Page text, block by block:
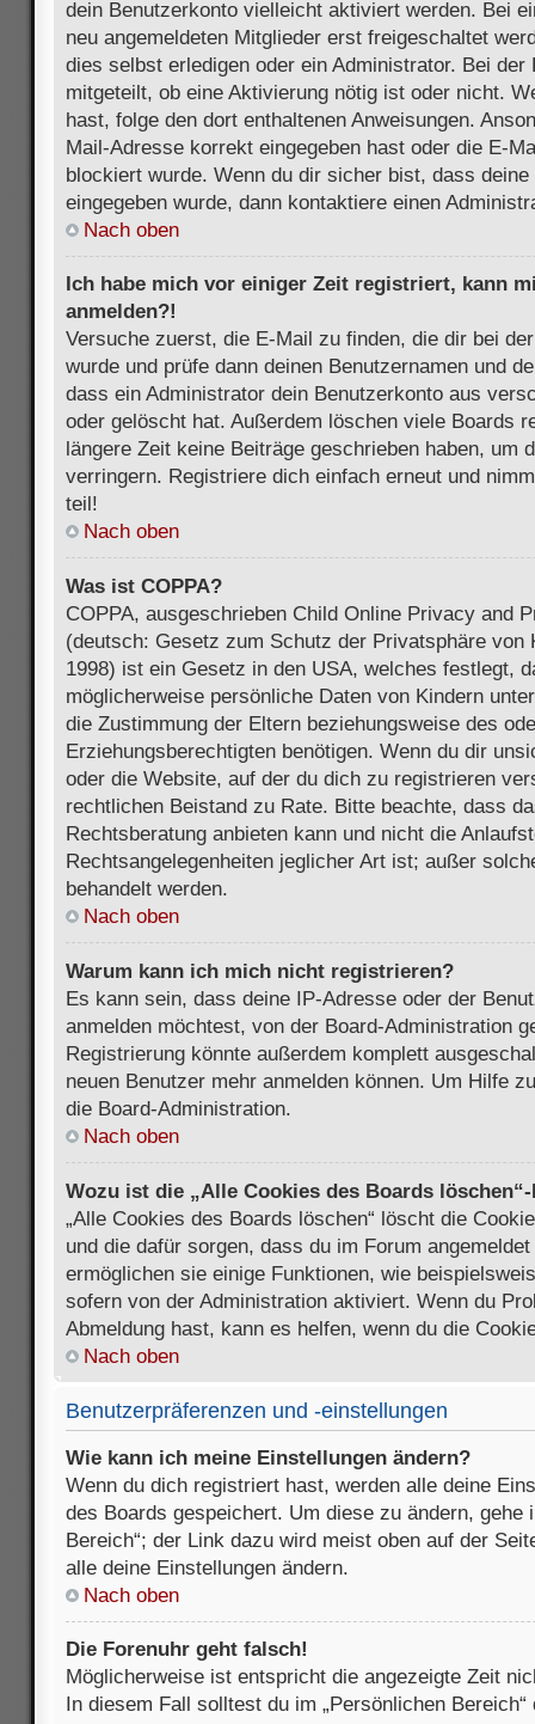
dein Benutzerkonto vielleicht aktiviert werden. Bei
neu angemeldeten Mitglieder erst freigeschaltet
dies selbst erledigen oder ein Administrator. Bei der
mitgeteilt, ob eine Aktivierung nötig ist oder nicht.
hast, folge den dort enthaltenen Anweisungen.
Mail-Adresse korrekt eingegeben hast oder die E-
blockiert wurde. Wenn du dir sicher bist, dass
eingegeben wurde, dann kontaktiere einen
Nach oben
Ich habe mich vor einiger Zeit registriert, kann
anmelden?!
Versuche zuerst, die E-Mail zu finden, die dir bei
wurde und prüfe dann deinen Benutzernamen und
dass ein Administrator dein Benutzerkonto aus
oder gelöscht hat. Außerdem löschen viele Boards
längere Zeit keine Beiträge geschrieben haben, um
verringern. Registriere dich einfach erneut und
teil!
Nach oben
Was ist COPPA?
COPPA, ausgeschrieben Child Online Privacy and
(deutsch: Gesetz zum Schutz der Privatsphäre von
1998) ist ein Gesetz in den USA, welches festlegt,
möglicherweise persönliche Daten von Kindern
die Zustimmung der Eltern beziehungsweise des
Erziehungsberechtigten benötigen. Wenn du dir
oder die Website, auf der du dich zu registrieren
rechtlichen Beistand zu Rate. Bitte beachte, dass
Rechtsberatung anbieten kann und nicht die
Rechtsangelegenheiten jeglicher Art ist; außer
behandelt werden.
Nach oben
Warum kann ich mich nicht registrieren?
Es kann sein, dass deine IP-Adresse oder der
anmelden möchtest, von der Board-Administration
Registrierung könnte außerdem komplett
neuen Benutzer mehr anmelden können. Um Hilfe
die Board-Administration.
Nach oben
Wozu ist die „Alle Cookies des Boards
„Alle Cookies des Boards löschen“ löscht die
und die dafür sorgen, dass du im Forum
ermöglichen sie einige Funktionen, wie
sofern von der Administration aktiviert. Wenn du
Abmeldung hast, kann es helfen, wenn du die
Nach oben
Benutzerpräferenzen und -einstellungen
Wie kann ich meine Einstellungen ändern?
Wenn du dich registriert hast, werden alle deine
des Boards gespeichert. Um diese zu ändern, gehe
Bereich“; der Link dazu wird meist oben auf der
alle deine Einstellungen ändern.
Nach oben
Die Forenuhr geht falsch!
Möglicherweise ist entspricht die angezeigte Zeit
In diesem Fall solltest du im „Persönlichen